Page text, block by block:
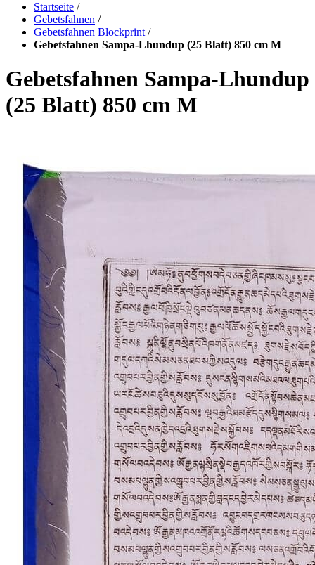
Startseite /
Gebetsfahnen /
Gebetsfahnen Blockprint /
Gebetsfahnen Sampa-Lhundup (25 Blatt) 850 cm M
Gebetsfahnen Sampa-Lhundup
(25 Blatt) 850 cm M